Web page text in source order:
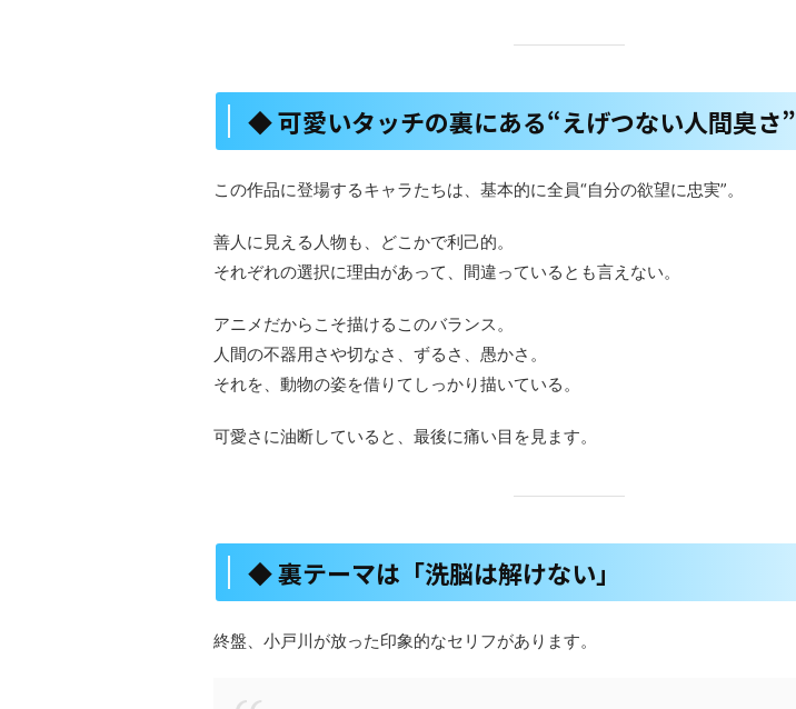
◆ 可愛いタッチの裏にある“えげつない人間臭さ”
この作品に登場するキャラたちは、基本的に全員“自分の欲望に忠実”。
善人に見える人物も、どこかで利己的。
それぞれの選択に理由があって、間違っているとも言えない。
アニメだからこそ描けるこのバランス。
人間の不器用さや切なさ、ずるさ、愚かさ。
それを、動物の姿を借りてしっかり描いている。
可愛さに油断していると、最後に痛い目を見ます。
◆ 裏テーマは「洗脳は解けない」
終盤、小戸川が放った印象的なセリフがあります。